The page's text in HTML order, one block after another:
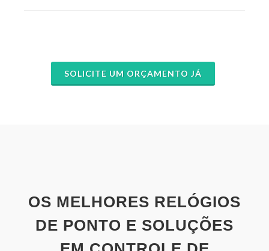
SOLICITE UM ORÇAMENTO JÁ
OS MELHORES RELÓGIOS
DE PONTO E SOLUÇÕES